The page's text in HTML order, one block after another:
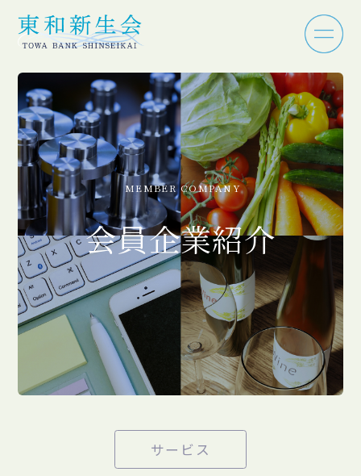
MEMBER COMPANY
会員企業紹介
サービス